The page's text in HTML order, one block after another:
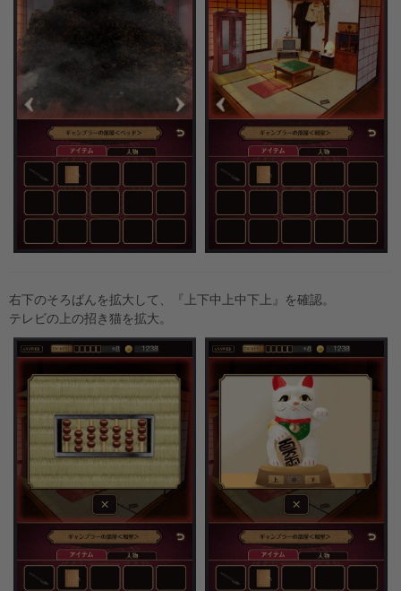
右下のそろばんを拡大して、『上下中上中下上』を確認。
テレビの上の招き猫を拡大。